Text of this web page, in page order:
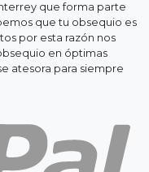
que forma parte
que tu obsequio es
por esta razón nos
en óptimas
atesora para siempre